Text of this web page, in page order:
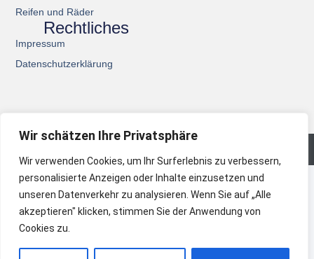
Wir schätzen Ihre Privatsphäre
Wir verwenden Cookies, um Ihr Surferlebnis zu verbessern,
personalisierte Anzeigen oder Inhalte einzusetzen und
unseren Datenverkehr zu analysieren. Wenn Sie auf „Alle
akzeptieren" klicken, stimmen Sie der Anwendung von
Cookies zu.
Reifen und Räder
Rechtliches
Impressum
Datenschutzerklärung
© 2026 All Rights Reserved.